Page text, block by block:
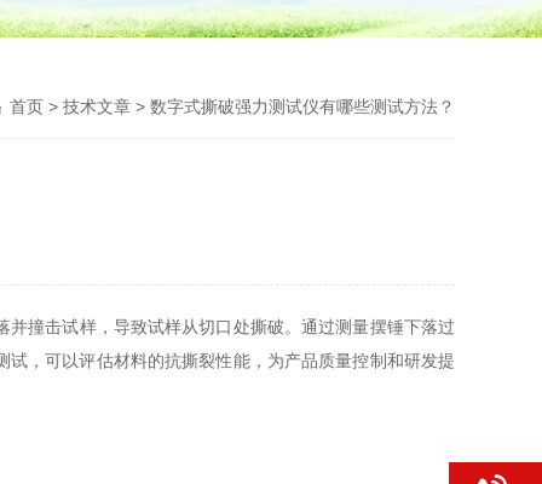
首页 > 技术文章 > 数字式撕破强力测试仪有哪些测试方法？
撞击试样，导致试样从切口处撕破。通过测量摆锤下落过
，可以评估材料的抗撕裂性能，为产品质量控制和研发提